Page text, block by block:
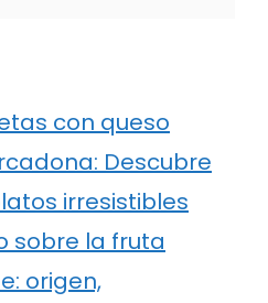
con queso
Descubre
irresistibles
sobre la fruta
origen,